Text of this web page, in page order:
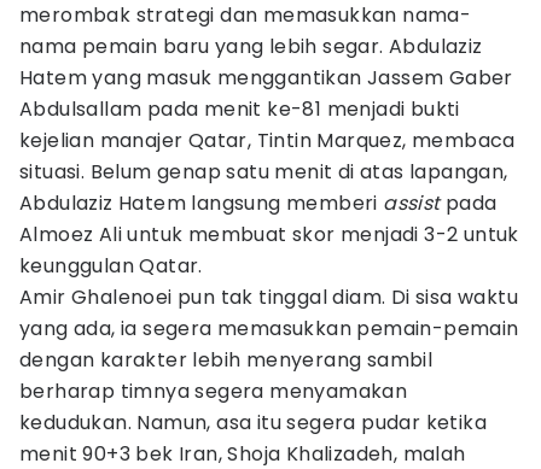
merombak strategi dan memasukkan nama-
nama pemain baru yang lebih segar. Abdulaziz
Hatem yang masuk menggantikan Jassem Gaber
Abdulsallam pada menit ke-81 menjadi bukti
kejelian manajer Qatar, Tintin Marquez, membaca
situasi. Belum genap satu menit di atas lapangan,
Abdulaziz Hatem langsung memberi assistpada
Almoez Ali untuk membuat skor menjadi 3-2 untuk
keunggulan Qatar.
Amir Ghalenoei pun tak tinggal diam. Di sisa waktu
yang ada, ia segera memasukkan pemain-pemain
dengan karakter lebih menyerang sambil
berharap timnya segera menyamakan
kedudukan. Namun, asa itu segera pudar ketika
menit 90+3 bek Iran, Shoja Khalizadeh, malah